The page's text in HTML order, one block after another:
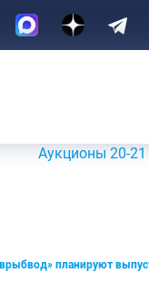
20-21 июля
планируют